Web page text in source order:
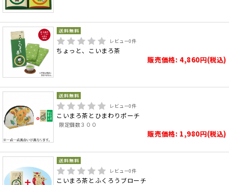
レビュー0件
ちょっと、こいまろ茶
販売価格: 4,860円(税込)
レビュー0件
こいまろ茶とひまわりポーチ
限定個数３００
販売価格: 1,980円(税込)
レビュー0件
こいまろ茶とふくろうブローチ